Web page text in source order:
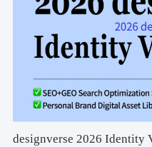
designverse 2026 Identity